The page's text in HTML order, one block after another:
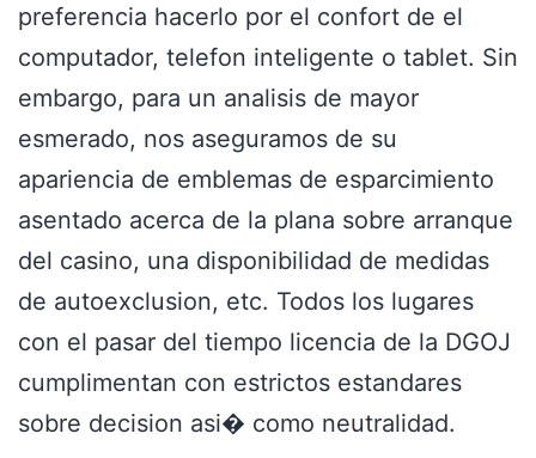
preferencia hacerlo por el confort de el
computador, telefon inteligente o tablet. Sin
embargo, para un analisis de mayor
esmerado, nos aseguramos de su
apariencia de emblemas de esparcimiento
asentado acerca de la plana sobre arranque
del casino, una disponibilidad de medidas
de autoexclusion, etc. Todos los lugares
con el pasar del tiempo licencia de la DGOJ
cumplimentan con estrictos estandares
sobre decision asi� como neutralidad.